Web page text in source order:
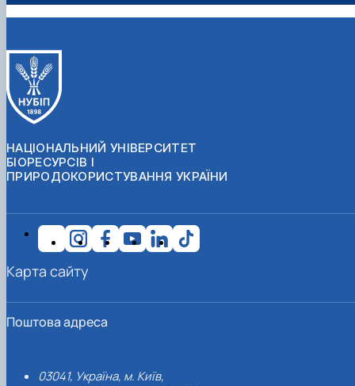
НАЦІОНАЛЬНИЙ УНІВЕРСИТЕТ
БІОРЕСУРСІВ І
ПРИРОДОКОРИСТУВАННЯ УКРАЇНИ
Поштова адреса
03041, Україна, м. Київ,
Карта сайту